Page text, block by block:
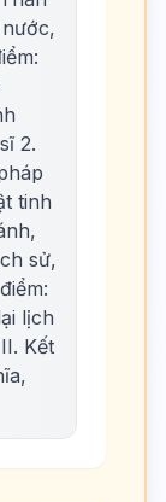
2.
tinh
sử,
lịch
Kết